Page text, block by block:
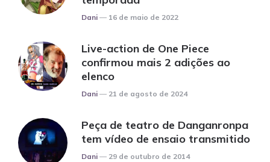
Posted
Dani 16 de maio de 2022
Live-action de One Piece
confirmou mais 2 adições ao
elenco
Posted
Dani 21 de agosto de 2024
Peça de teatro de Danganronpa
tem vídeo de ensaio transmitido
Posted
Dani 29 de outubro de 2014